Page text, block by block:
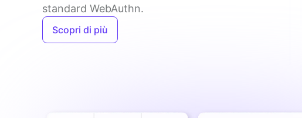
standard WebAuthn.
Scopri di più